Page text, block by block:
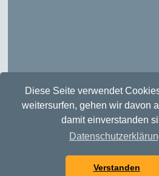
Diese Seite verwendet
weitersurfen, gehen wir davon
damit einverstanden
Verstanden